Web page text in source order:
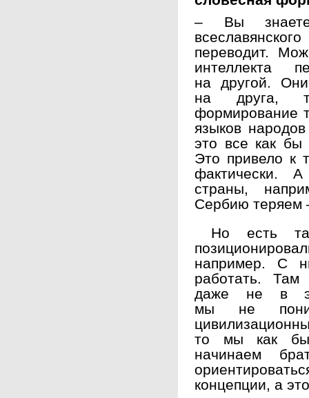
– Вы
переводит.
интеллекта
на другой.
на друга,
формирование
языков
это все как бы
Это привело к
фактически.
страны,
Сербию теряем
Но есть
например.
С
работать.
даже не в
мы не
то мы как бы
начинаем
концепции, а